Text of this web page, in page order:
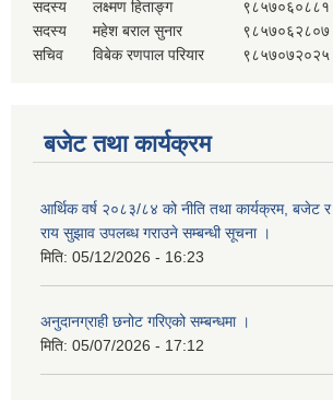
सदस्य
लक्ष्मण हिताङ्ग
९८५७०६०८८१
सदस्य
महेश बराल सुनार
९८५७०६२८०७
सचिव
विबेक रणपाल परियार ९८५७०७२०२५
बजेट तथा कार्यक्रम
आर्थिक वर्ष २०८३/८४ को नीति तथा कार्यक्रम, बजेट र
राय सुझाव उपलब्ध गराउने सम्बन्धी सूचना ।
मिति: 05/12/2026 - 16:23
अनुदानग्राही छनोट गरिएको सम्बन्धमा ।
मिति: 05/07/2026 - 17:12